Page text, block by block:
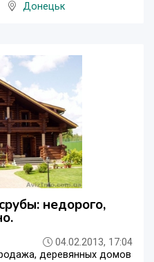
Донецьк
недорого,
04.02.2013, 17:04
деревянных домов